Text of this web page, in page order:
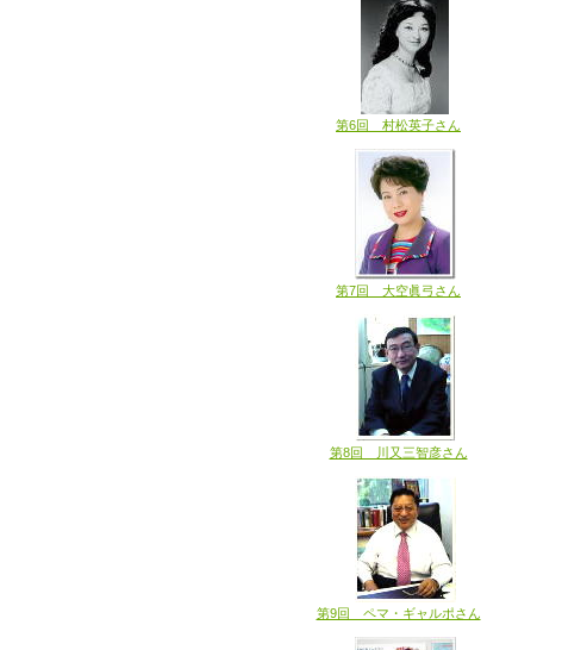
第6回 村松英子さん
第7回 大空眞弓さん
第8回 川又三智彦さん
第9回 ペマ・ギャルポさん